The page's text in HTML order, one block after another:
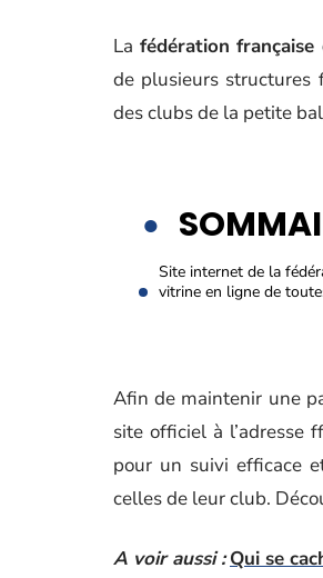
La fédération
de plusieurs structures
des clubs de la petite
Site internet de la
vitrine en ligne de
Afin de maintenir une
site officiel à l’adresse
pour un suivi efficace
celles de leur club.
A voir aussi : Qui se